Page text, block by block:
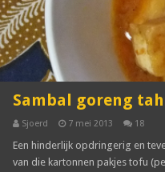
Sambal goreng
Sjoerd 7 mei 2013 18
Een hinderlijk opdringerig en
van die kartonnen pakjes tofu